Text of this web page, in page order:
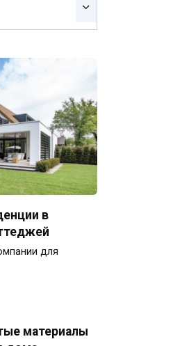
в
для
материалы